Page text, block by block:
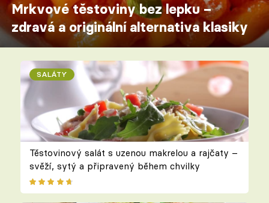
Mrkvové těstoviny bez lepku –
zdravá a originální alternativa klasiky
SALÁTY
Těstovinový salát s uzenou makrelou a rajčaty –
svěží, sytý a připravený během chvilky